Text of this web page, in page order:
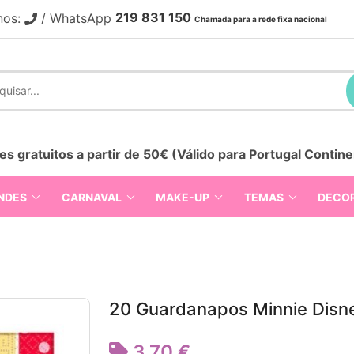
/ WhatsApp 219 831 150 Chamada para a rede fixa nacional
gratuitos a partir de 50€ (Válido para Portugal
CARNAVAL MAKE-UP TEMAS
20 Guardanapos Minnie